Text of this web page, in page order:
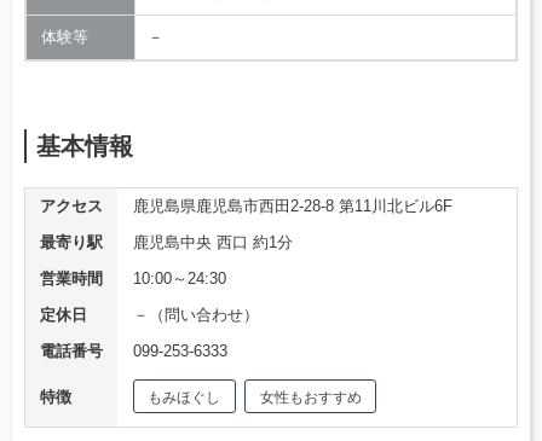
体験等 －
基本情報
アクセス
鹿児島県鹿児島市西田2-28-8 第11川北ビル6F
最寄り駅
鹿児島中央 西口 約1分
営業時間
10:00～24:30
定休日
－（問い合わせ）
電話番号
099-253-6333
特徴 もみほぐし 女性もおすすめ